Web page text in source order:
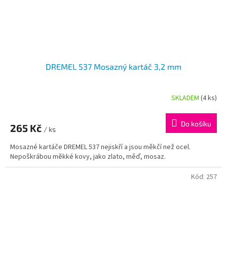
DREMEL 537 Mosazný kartáč 3,2 mm
SKLADEM (4 ks)
265 Kč / ks
Do košíku
Mosazné kartáče DREMEL 537 nejiskří a jsou měkčí než ocel.
Nepoškrábou měkké kovy, jako zlato, měď, mosaz.
Kód: 257